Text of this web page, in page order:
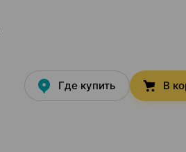
Где купить В